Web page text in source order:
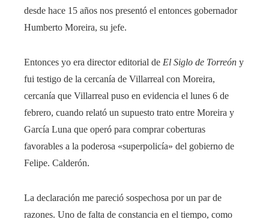
desde hace 15 años nos presentó el entonces gobernador
Humberto Moreira, su jefe.
Entonces yo era director editorial de El Siglo de Torreón y
fui testigo de la cercanía de Villarreal con Moreira,
cercanía que Villarreal puso en evidencia el lunes 6 de
febrero, cuando relató un supuesto trato entre Moreira y
García Luna que operó para comprar coberturas
favorables a la poderosa «superpolicía» del gobierno de
Felipe. Calderón.
La declaración me pareció sospechosa por un par de
razones. Uno de falta de constancia en el tiempo, como